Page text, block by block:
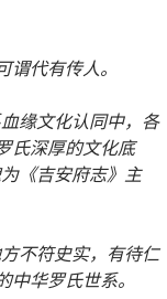
谓代有传人。
缘文化认同中，各
氏深厚的文化底
《吉安府志》主
不符史实，有待仁
中华罗氏世系。